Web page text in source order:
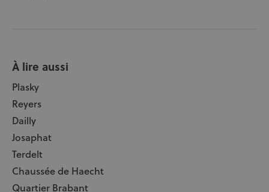
À lire aussi
Plasky
Reyers
Dailly
Josaphat
Terdelt
Chaussée de Haecht
Quartier Brabant